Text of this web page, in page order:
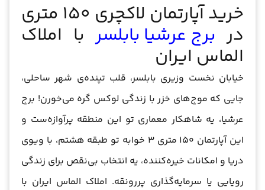
خرید آپارتمان لاکچری 150 متری
در برج عرشیا بابلسربا املاک
الماس ایران
خیابان نخست وزیری بابلسر، قلب تپنده‌ی شهر ساحلی،
جایی که موج‌های خزر با زندگی لوکس گره می‌خورن! برج
عرشیا، یه شاهکار معماری تو این منطقه پرآوازه‌ست و
این آپارتمان 150 متری 3 خوابه تو طبقه هشتم، با ویوی
دریا و امکانات خیره‌کننده، یه انتخاب بی‌نقص برای زندگی
رویایی یا سرمایه‌گذاری پررونقه. املاک الماس ایران با